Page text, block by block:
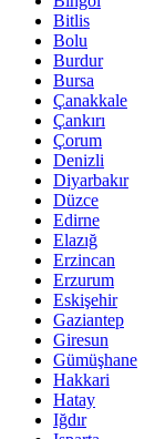
Bitlis
Bolu
Burdur
Bursa
Çanakkale
Çankırı
Çorum
Denizli
Diyarbakır
Düzce
Edirne
Elazığ
Erzincan
Erzurum
Eskişehir
Gaziantep
Giresun
Gümüşhane
Hakkari
Hatay
Iğdır